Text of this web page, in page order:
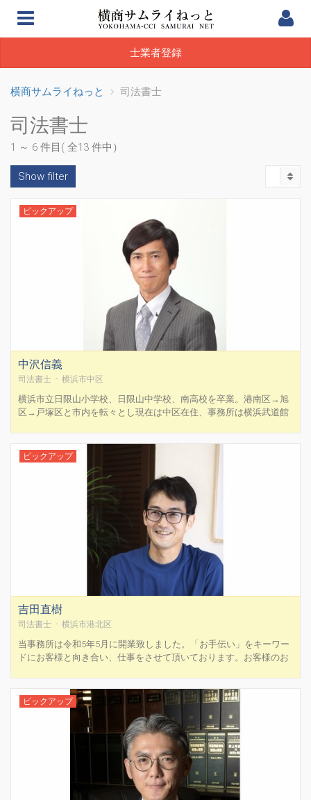
士業者登録
横商サムライねっと 司法書士
司法書士
1 ～ 6 件目( 全13 件中）
Show filter
ピックアップ
中沢信義
司法書士 - 横浜市中区
横浜市立日限山小学校、日限山中学校、南高校を卒業。港南区→旭
区→戸塚区と市内を転々とし現在は中区在住、事務所は横浜武道館
まいります。不動産登記・商業登記はもとよ...
ピックアップ
吉田直樹
司法書士 - 横浜市港北区
当事務所は令和5年5月に開業致しました。「お手伝い」をキーワー
ドにお客様と向き合い、仕事をさせて頂いております。お客様のお
えたお客様のご要望に沿った提案をさせて頂きます。「吉田さん...
ピックアップ